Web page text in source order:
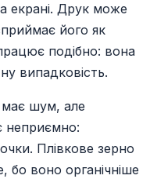
екрані. Друк може
його як
подібно: вона
випадковість.
має шум, але
неприємно:
Плівкове зерно
бо воно органічніше